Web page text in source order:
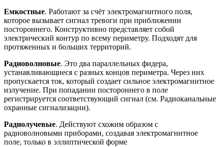
Емкостные. Работают за счёт электромагнитного поля,
которое вызывает сигнал тревоги при приближении
постороннего. Конструктивно представляет собой
электрический контур по всему периметру. Подходят для
протяженных и больших территорий.
Радиоволновые. Это два параллельных фидера,
устанавливающиеся с разных концов периметра. Через них
пропускается ток, который создает сильное электромагнитное
излучение. При попадании постороннего в поле
регистрируется соответствующий сигнал (см. Радиоканальные
охранные сигнализации).
Радиолучевые. Действуют схожим образом с
радиоволновыми приборами, создавая электромагнитное
поле, только в эллиптической форме